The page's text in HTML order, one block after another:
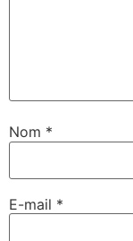
Nom *
E-mail *